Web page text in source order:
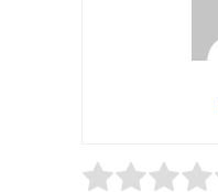
Rate this item: